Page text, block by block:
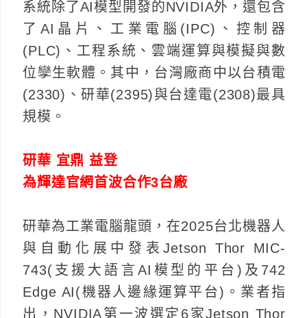
系統除了AI模型開發的NVIDIA外，還包含
了AI晶片、工業電腦(IPC)、控制器
(PLC)、工程系統、雲端運算與模擬與數
位孿生軟體。其中，台灣廠商中以台積電
(2330)、研華(2395)與台達電(2308)最具
規模。
研華 宜鼎 益登
為輝達官網首波合作3台廠
研華為工業電腦龍頭，在2025台北機器人
與自動化展中發表Jetson Thor MIC-
743(支援大語言AI模型的平台)及742
Edge AI(機器人邊緣運算平台)。業者指
出，NVIDIA第一波選定6家Jetson Thor